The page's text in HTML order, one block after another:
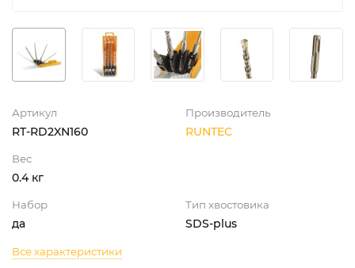
Артикул
RT-RD2XN160
Производитель
RUNTEC
Вес
0.4 кг
Набор
да
Тип хвостовика
SDS-plus
Все характеристики